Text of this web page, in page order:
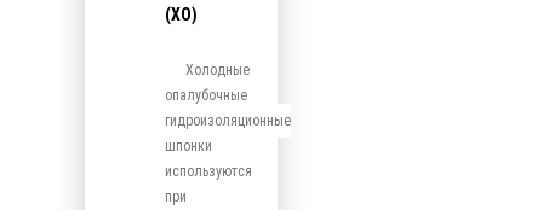
(ХО)
Холодные
опалубочные
гидроизоляционные
шпонки
используются
при